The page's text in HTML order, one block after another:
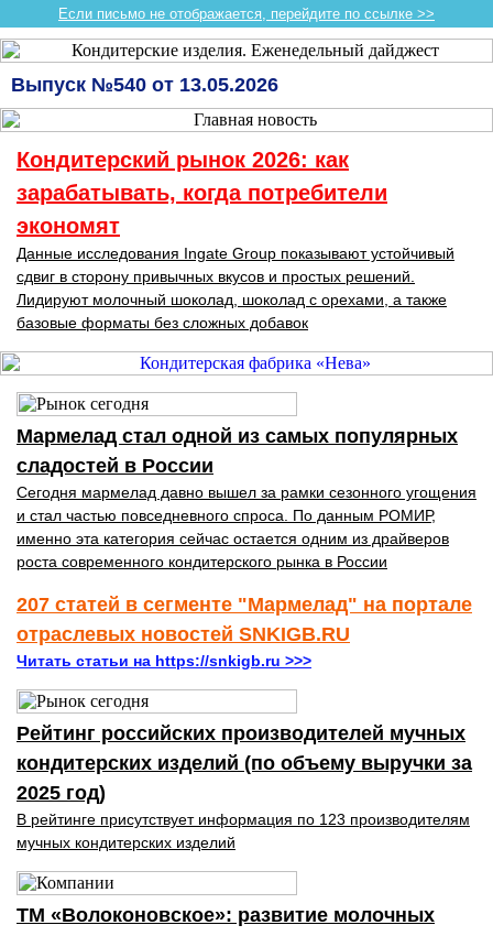
Если письмо не отображается, перейдите по ссылке >>
Выпуск №540 от 13.05.2026
Кондитерский рынок 2026: как
зарабатывать, когда потребители
экономят
Данные исследования Ingate Group показывают устойчивый
сдвиг в сторону привычных вкусов и простых решений.
Лидируют молочный шоколад, шоколад с орехами, а также
базовые форматы без сложных добавок
Мармелад стал одной из самых популярных
сладостей в России
Сегодня мармелад давно вышел за рамки сезонного угощения
и стал частью повседневного спроса. По данным РОМИР,
именно эта категория сейчас остается одним из драйверов
роста современного кондитерского рынка в России
207 статей в сегменте "Мармелад" на портале
отраслевых новостей SNKIGB.RU
Читать статьи на https://snkigb.ru >>>
Рейтинг российских производителей мучных
кондитерских изделий (по объему выручки за
2025 год)
В рейтинге присутствует информация по 123 производителям
мучных кондитерских изделий
ТМ «Волоконовское»: развитие молочных